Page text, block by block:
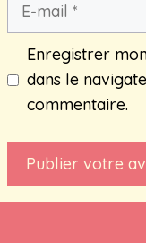
Enregistrer
dans le
commentaire.